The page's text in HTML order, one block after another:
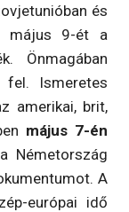
és
május 9-ét a
Önmagában
Ismeretes
amerikai, brit,
május 7-én
Németország
A
európai idő